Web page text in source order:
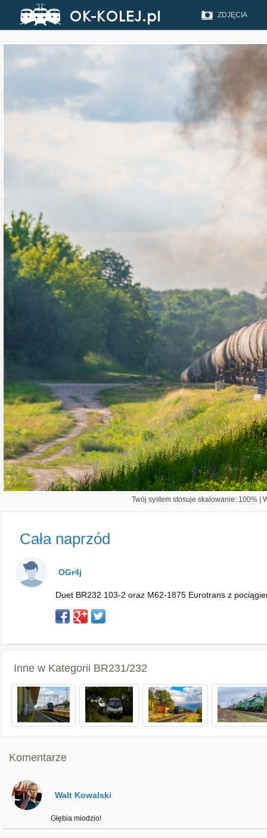
ZDJĘCIA
Twój system stosuje skalowanie: 100% |
Cała naprzód
OGr4j
Duet BR232 103-2 oraz M62-1875 Eurotrans z
Inne w Kategorii BR231/232
Komentarze
Walt Kowalski
Głębia miodzio!